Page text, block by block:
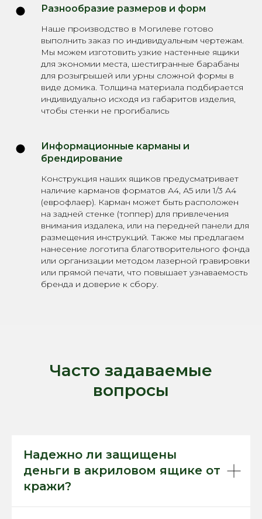
Разнообразие размеров и форм
Наше производство в Могилеве готово
выполнить заказ по индивидуальным чертежам.
Мы можем изготовить узкие настенные ящики
для экономии места, шестигранные барабаны
для розыгрышей или урны сложной формы в
виде домика. Толщина материала подбирается
индивидуально исходя из габаритов изделия,
чтобы стенки не прогибались
Информационные карманы и
брендирование
Конструкция наших ящиков предусматривает
наличие карманов форматов А4, А5 или 1/3 А4
(еврофлаер). Карман может быть расположен
на задней стенке (топпер) для привлечения
внимания издалека, или на передней панели для
размещения инструкций. Также мы предлагаем
нанесение логотипа благотворительного фонда
или организации методом лазерной гравировки
или прямой печати, что повышает узнаваемость
бренда и доверие к сбору.
Часто задаваемые
вопросы
Надежно ли защищены
деньги в акриловом ящике от
кражи?